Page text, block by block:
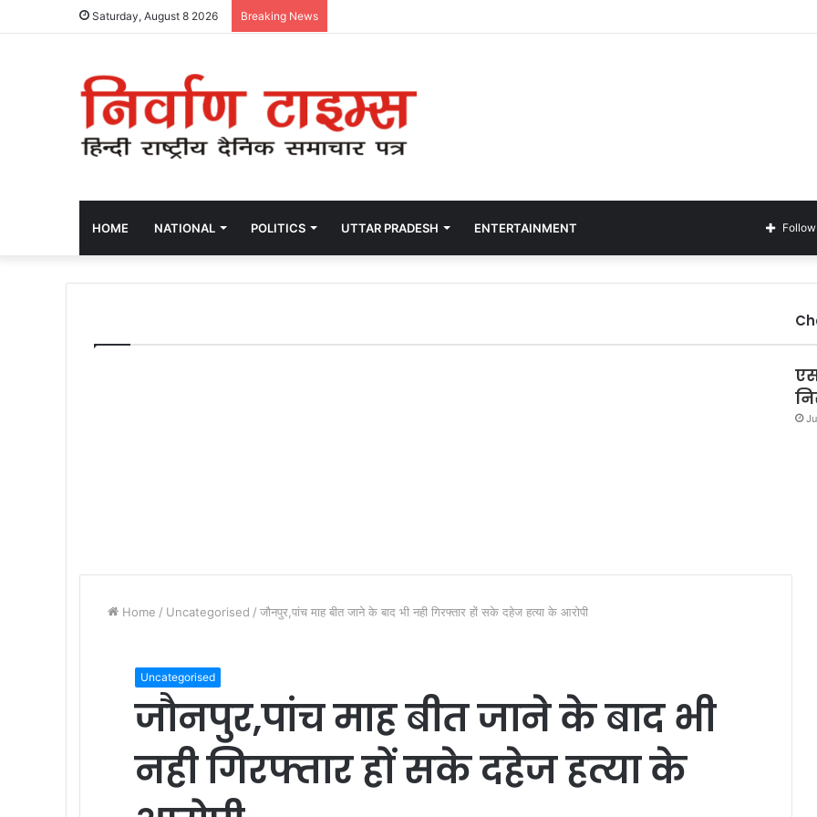
Saturday, August 8 2026 Breaking News
HOME NATIONAL POLITICS UTTAR PRADESH ENTERTAINMENT Follow
Home / Uncategorised / जौनपुर,पांच माह बीत जाने के बाद भी नही गिरफ्तार हों सके दहेज हत्या के आरोपी
Uncategorised
जौनपुर,पांच माह बीत जाने के बाद भी
नही गिरफ्तार हों सके दहेज हत्या के